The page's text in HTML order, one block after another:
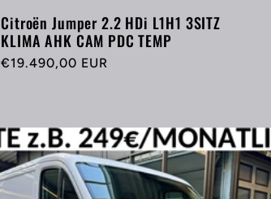
Citroën Jumper 2.2 HDi L1H1 3SITZ
KLIMA AHK CAM PDC TEMP
Normaler
€19.490,00 EUR